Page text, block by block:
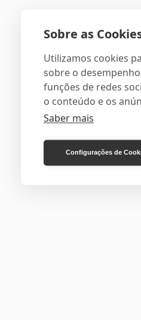
Sobre as
Utilizamos cookies
sobre o
funções de redes
o conteúdo e os
Saber mais
Configurações de